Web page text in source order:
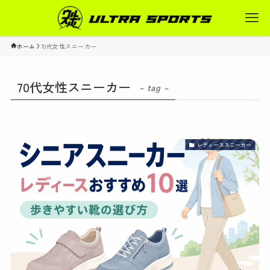
ホーム 70代女性スニーカー
70代女性スニーカー – tag –
レディーススニーカー